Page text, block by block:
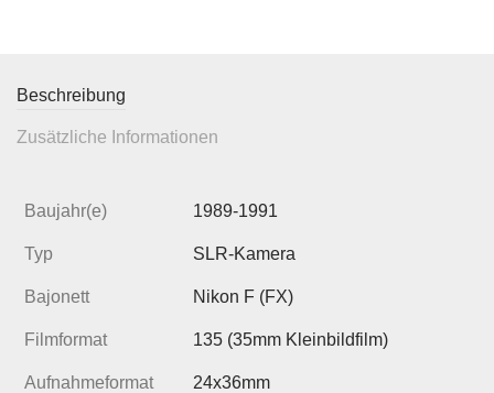
Beschreibung
Zusätzliche Informationen
Baujahr(e) 1989-1991
Typ SLR-Kamera
Bajonett Nikon F (FX)
Filmformat 135 (35mm Kleinbildfilm)
Aufnahmeformat 24x36mm